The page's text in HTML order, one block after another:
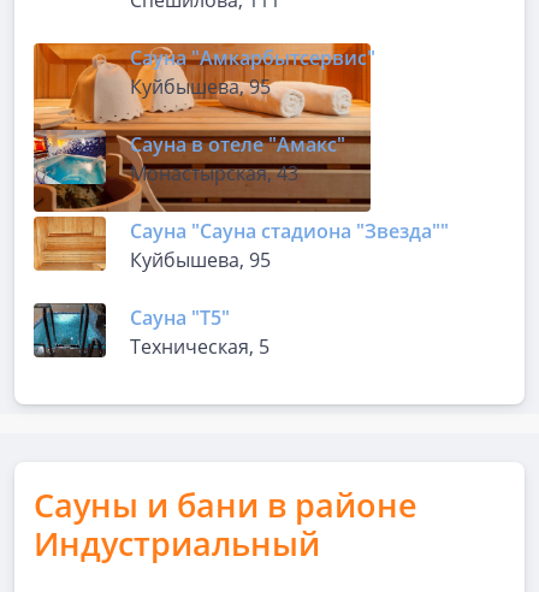
Сауна "Амкарбытсервис"
Куйбышева, 95
Сауна в отеле "Амакс"
Монастырская, 43
Сауна "Сауна стадиона "Звезда""
Куйбышева, 95
Сауна "Т5"
Техническая, 5
Сауны и бани в районе
Индустриальный